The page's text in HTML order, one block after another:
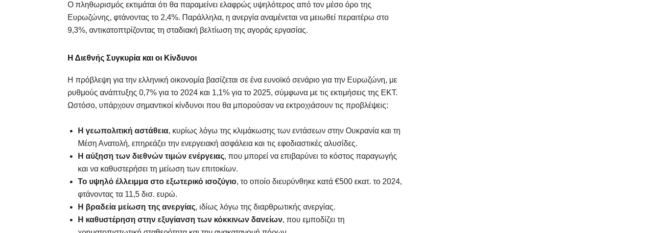
Ο πληθωρισμός εκτιμάται ότι θα παραμείνει ελαφρώς υψηλότερος από τον μέσο όρο της
Ευρωζώνης, φτάνοντας το 2,4%. Παράλληλα, η ανεργία αναμένεται να μειωθεί περαιτέρω στο
9,3%, αντικατοπτρίζοντας τη σταδιακή βελτίωση της αγοράς εργασίας.
Η Διεθνής Συγκυρία και οι Κίνδυνοι
Η πρόβλεψη για την ελληνική οικονομία βασίζεται σε ένα ευνοϊκό σενάριο για την Ευρωζώνη, με
ρυθμούς ανάπτυξης 0,7% για το 2024 και 1,1% για το 2025, σύμφωνα με τις εκτιμήσεις της ΕΚΤ.
Ωστόσο, υπάρχουν σημαντικοί κίνδυνοι που θα μπορούσαν να εκτροχιάσουν τις προβλέψεις:
Η γεωπολιτική αστάθεια, κυρίως λόγω της κλιμάκωσης των εντάσεων στην Ουκρανία και τη
Μέση Ανατολή, επηρεάζει την ενεργειακή ασφάλεια και τις εφοδιαστικές αλυσίδες.
Η αύξηση των διεθνών τιμών ενέργειας, που μπορεί να επιβαρύνει το κόστος παραγωγής
και να καθυστερήσει τη μείωση των επιτοκίων.
Το υψηλό έλλειμμα στο εξωτερικό ισοζύγιο, το οποίο διευρύνθηκε κατά €500 εκατ. το 2024,
φτάνοντας τα 11,5 δισ. ευρώ.
Η βραδεία μείωση της ανεργίας, ιδίως λόγω της διαρθρωτικής ανεργίας.
Η καθυστέρηση στην εξυγίανση των κόκκινων δανείων, που εμποδίζει τη